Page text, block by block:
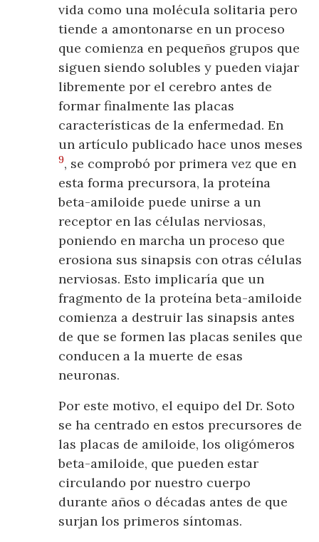
vida como una molécula solitaria pero
tiende a amontonarse en un proceso
que comienza en pequeños grupos que
siguen siendo solubles y pueden viajar
libremente por el cerebro antes de
formar finalmente las placas
características de la enfermedad. En
un artículo publicado hace unos meses
9, se comprobó por primera vez que en
esta forma precursora, la proteína
beta-amiloide puede unirse a un
receptor en las células nerviosas,
poniendo en marcha un proceso que
erosiona sus sinapsis con otras células
nerviosas. Esto implicaría que un
fragmento de la proteína beta-amiloide
comienza a destruir las sinapsis antes
de que se formen las placas seniles que
conducen a la muerte de esas
neuronas.
Por este motivo, el equipo del Dr. Soto
se ha centrado en estos precursores de
las placas de amiloide, los oligómeros
beta-amiloide, que pueden estar
circulando por nuestro cuerpo
durante años o décadas antes de que
surjan los primeros síntomas.